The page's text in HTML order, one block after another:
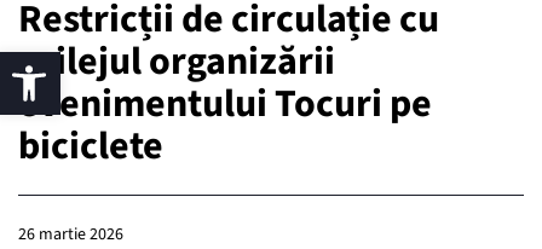
Restricții de circulație cu
prilejul organizării
evenimentului Tocuri pe
biciclete
26 martie 2026